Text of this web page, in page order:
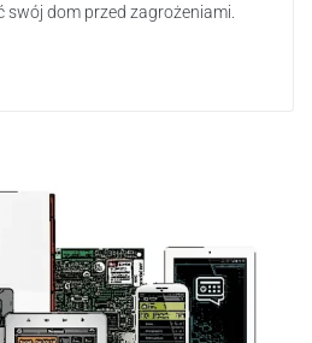
swój dom przed zagrożeniami.